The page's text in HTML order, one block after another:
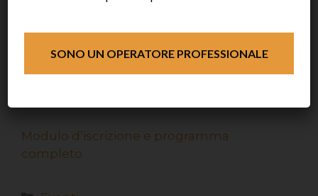
Desensibilizzazione Laser
Trattamenti Parodontali Laser
Modulo d’iscrizione e programma
completo
SONO UN OPERATORE PROFESSIONALE